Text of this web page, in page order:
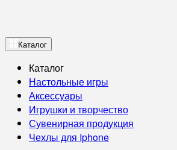
Каталог
Каталог
Настольные игры
Аксессуары
Игрушки и творчество
Сувенирная продукция
Чехлы для Iphone